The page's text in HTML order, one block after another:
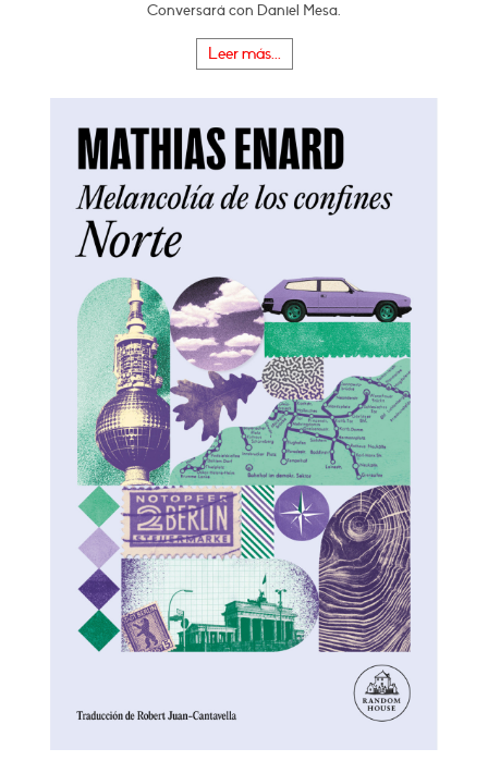
Conversará con Daniel Mesa.
Leer más...